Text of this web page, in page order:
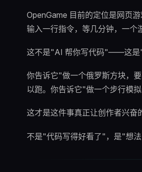
OpenGame 目前的定位是网页
输入一行指令，等几分钟，一个
这不是"AI 帮你写代码"——这是
你告诉它"做一个俄罗斯方块，
以跑。你告诉它"做一个步行模
这才是这件事真正让创作者兴奋
不是"代码写得好看了"，是"想